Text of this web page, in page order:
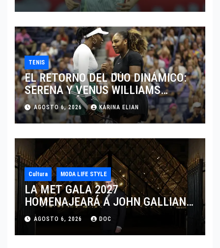
TENIS
EL RETORNO DEL DÚO DINÁMICO:
SERENA Y VENUS WILLIAMS
DISPUTARÁN LOS DOBLES EN
CINCINNATI 2026
AGOSTO 6, 2026 KARINA ELIAN
Cultura MODA LIFE STYLE
LA MET GALA 2027
HOMENAJEARÁ A JOHN GALLIANO
MARCANDO EL REGRESO DEL REY
DEL DRAMATISMO
AGOSTO 6, 2026 DOC